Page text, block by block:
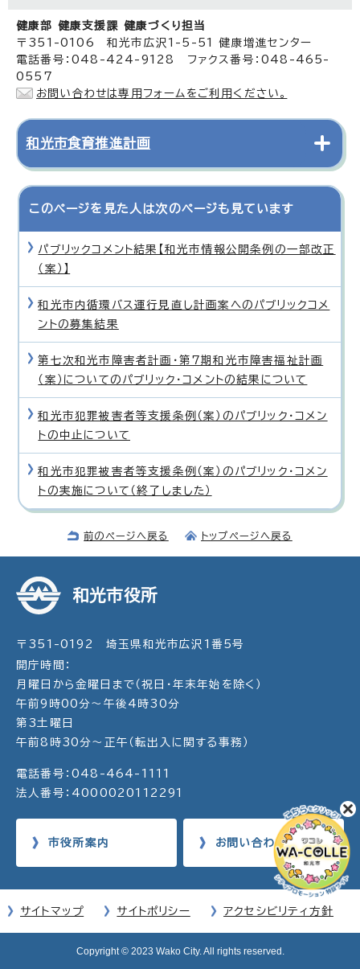
健康部 健康支援課 健康づくり担当
〒351-0106 和光市広沢1-5-51 健康増進センター
電話番号：048-424-9128 ファクス番号：048-465-
0557
お問い合わせは専用フォームをご利用ください。
和光市食育推進計画
このページを見た人は次のページも見ています
パブリックコメント結果【和光市情報公開条例の一部改正
（案）】
和光市内循環バス運行見直し計画案へのパブリックコメ
ントの募集結果
第七次和光市障害者計画・第7期和光市障害福祉計画
（案）についてのパブリック・コメントの結果について
和光市犯罪被害者等支援条例（案）のパブリック・コメン
トの中止について
和光市犯罪被害者等支援条例（案）のパブリック・コメン
トの実施について（終了しました）
前のページへ戻る トップページへ戻る
和光市役所
〒351-0192 埼玉県和光市広沢1番5号
開庁時間：
月曜日から金曜日まで（祝日・年末年始を除く）
午前9時00分～午後4時30分
第3土曜日
午前8時30分～正午（転出入に関する事務）
電話番号：048-464-1111
法人番号：4000020112291
市役所案内 お問い合わせ
サイトマップ サイトポリシー アクセシビリティ方針
Copyright © 2023 Wako City. All rights reserved.